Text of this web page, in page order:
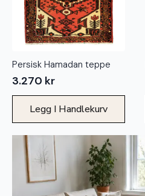
Persisk Hamadan teppe
3.270 kr
Legg I Handlekurv